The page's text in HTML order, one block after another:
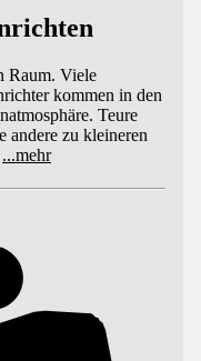
Raum. Viele
kommen in den
Teure
andere zu kleineren
...mehr